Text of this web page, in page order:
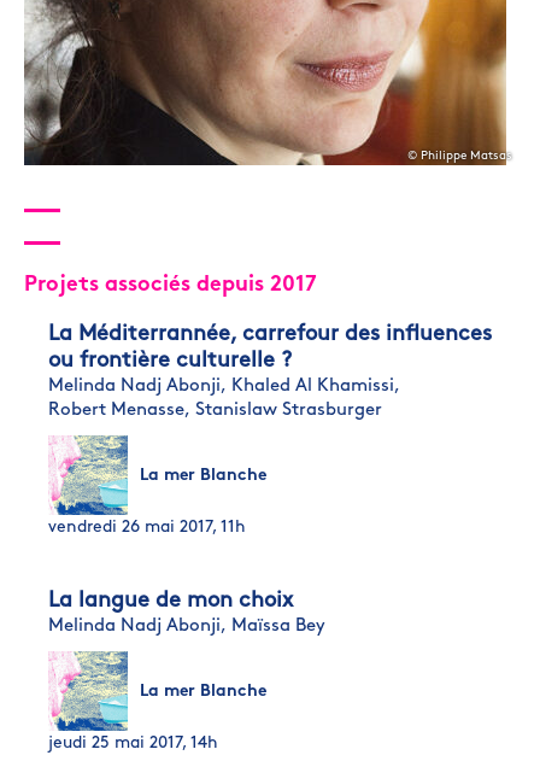
© Philippe Matsas
Projets associés depuis 2017
La Méditerrannée, carrefour des influences
ou frontière culturelle ?
Melinda Nadj Abonji, Khaled Al Khamissi,
Robert Menasse, Stanislaw Strasburger
La mer Blanche
vendredi 26 mai 2017, 11h
La langue de mon choix
Melinda Nadj Abonji, Maïssa Bey
La mer Blanche
jeudi 25 mai 2017, 14h